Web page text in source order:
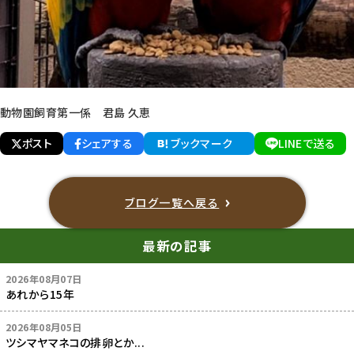
動物園飼育第一係 君島 久恵
ポスト
シェアする ブックマーク LINEで送る
ブログ一覧へ戻る
最新の記事
2026年08月07日
あれから15年
2026年08月05日
ツシマヤマネコの排卵とか...